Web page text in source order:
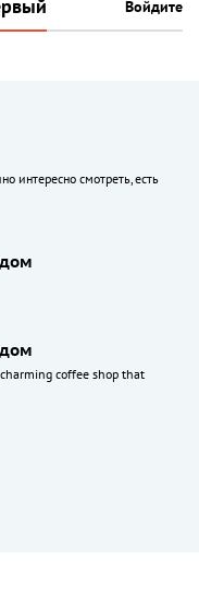
Войдите
интересно смотреть, есть
coffee shop that